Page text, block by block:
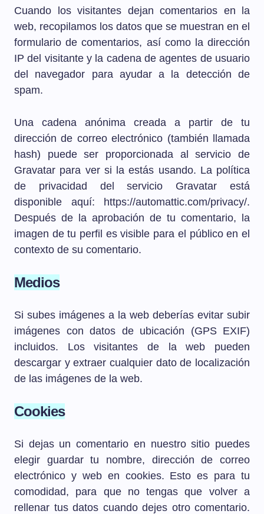
Cuando los visitantes dejan comentarios en la
web, recopilamos los datos que se muestran en el
formulario de comentarios, así como la dirección
IP del visitante y la cadena de agentes de usuario
del navegador para ayudar a la detección de
spam.
Una cadena anónima creada a partir de tu
dirección de correo electrónico (también llamada
hash) puede ser proporcionada al servicio de
Gravatar para ver si la estás usando. La política
de privacidad del servicio Gravatar está
disponible aquí: https://automattic.com/privacy/.
Después de la aprobación de tu comentario, la
imagen de tu perfil es visible para el público en el
contexto de su comentario.
Medios
Si subes imágenes a la web deberías evitar subir
imágenes con datos de ubicación (GPS EXIF)
incluidos. Los visitantes de la web pueden
descargar y extraer cualquier dato de localización
de las imágenes de la web.
Cookies
Si dejas un comentario en nuestro sitio puedes
elegir guardar tu nombre, dirección de correo
electrónico y web en cookies. Esto es para tu
comodidad, para que no tengas que volver a
rellenar tus datos cuando dejes otro comentario.